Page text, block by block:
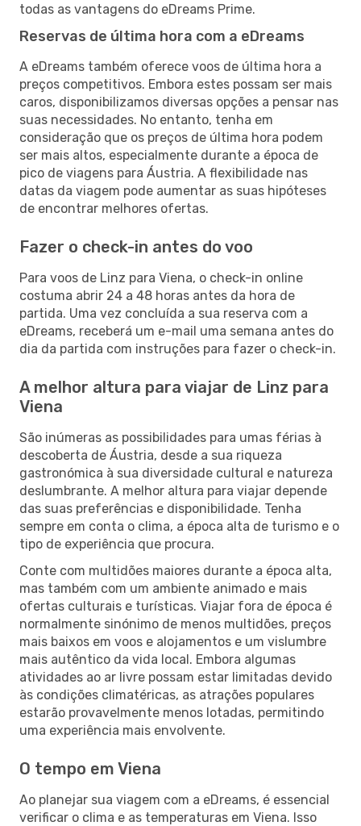
todas as vantagens do eDreams Prime.
Reservas de última hora com a eDreams
A eDreams também oferece voos de última hora a
preços competitivos. Embora estes possam ser mais
caros, disponibilizamos diversas opções a pensar nas
suas necessidades. No entanto, tenha em
consideração que os preços de última hora podem
ser mais altos, especialmente durante a época de
pico de viagens para Áustria. A flexibilidade nas
datas da viagem pode aumentar as suas hipóteses
de encontrar melhores ofertas.
Fazer o check-in antes do voo
Para voos de Linz para Viena, o check-in online
costuma abrir 24 a 48 horas antes da hora de
partida. Uma vez concluída a sua reserva com a
eDreams, receberá um e-mail uma semana antes do
dia da partida com instruções para fazer o check-in.
A melhor altura para viajar de Linz para
Viena
São inúmeras as possibilidades para umas férias à
descoberta de Áustria, desde a sua riqueza
gastronómica à sua diversidade cultural e natureza
deslumbrante. A melhor altura para viajar depende
das suas preferências e disponibilidade. Tenha
sempre em conta o clima, a época alta de turismo e o
tipo de experiência que procura.
Conte com multidões maiores durante a época alta,
mas também com um ambiente animado e mais
ofertas culturais e turísticas. Viajar fora de época é
normalmente sinónimo de menos multidões, preços
mais baixos em voos e alojamentos e um vislumbre
mais autêntico da vida local. Embora algumas
atividades ao ar livre possam estar limitadas devido
às condições climatéricas, as atrações populares
estarão provavelmente menos lotadas, permitindo
uma experiência mais envolvente.
O tempo em Viena
Ao planejar sua viagem com a eDreams, é essencial
verificar o clima e as temperaturas em Viena. Isso